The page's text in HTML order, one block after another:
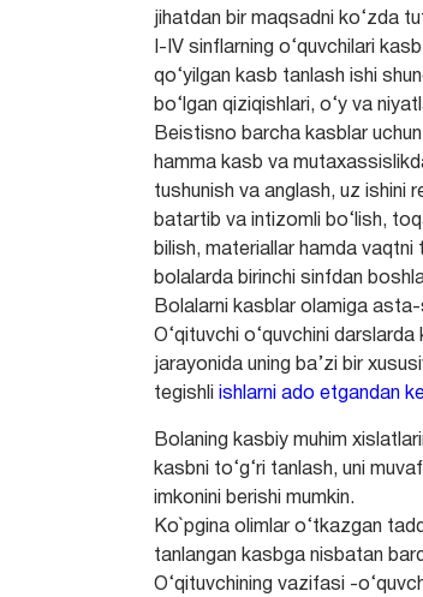
jihatdan bir maqsadni ko‘zda
I-IV sinflarning o‘quvchilari
qo‘yilgan kasb tanlash ishi
bo‘lgan qiziqishlari, o‘y va
Beistisno barcha kasblar
hamma kasb va
tushunish va anglash, uz ishini
batartib va intizomli bo‘lish,
bilish, materiallar hamda vaqtni
bolalarda birinchi sinfdan
Bolalarni kasblar olamiga asta-
O‘qituvchi o‘quvchini
jarayonida uning ba’zi bir
tegishli
ishlarni ado etgandan
Bolaning kasbiy muhim
kasbni to‘g‘ri tanlash, uni
imkonini berishi mumkin.
Ko`pgina olimlar o‘tkazgan
tanlangan kasbga nisbatan
O‘qituvchining vazifasi -